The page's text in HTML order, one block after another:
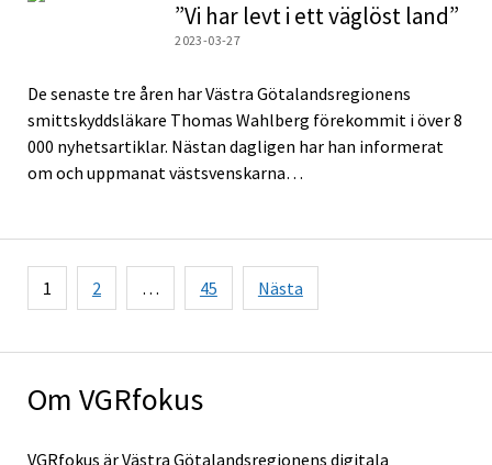
Om VGRfokus
VGRfokus är Västra Götalandsregionens digitala
”Vi har levt i ett väglöst land”
2023-03-27
De senaste tre åren har Västra Götalandsregionens
smittskyddsläkare Thomas Wahlberg förekommit i över 8
000 nyhetsartiklar. Nästan dagligen har han informerat
om och uppmanat västsvenskarna…
Sidnumrering
för
1 2 … 45 Nästa